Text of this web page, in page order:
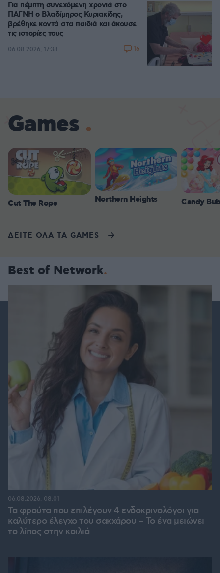
Για πέμπτη συνεχόμενη χρονιά στο
ΠΑΓΝΗ ο Βλαδίμηρος Κυριακίδης,
βρέθηκε κοντά στα παιδιά και άκουσε
τις ιστορίες τους
06.08.2026, 17:38 16
Games
Cut The Rope Northern Heights Candy
ΔΕΙΤΕ ΟΛΑ ΤΑ GAMES
Best of Network
Τα φρούτα που επιλέγουν 4 ενδοκρινολόγοι για
καλύτερο έλεγχο του σακχάρου – Το ένα μειώνει
το λίπος στην κοιλιά
06.08.2026, 08:01